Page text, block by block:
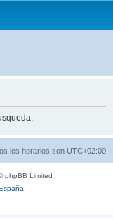
los horarios son UTC+02:00
phpBB Limited